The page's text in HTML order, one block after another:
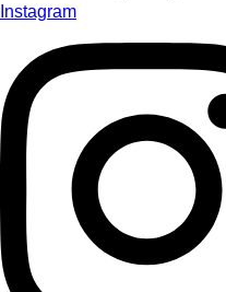
Instagram